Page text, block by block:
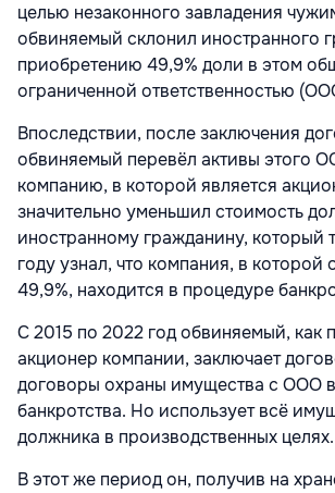
целью незаконного завладения
обвиняемый склонил иностранного
приобретению 49,9% доли в этом
ограниченной ответственностью
Впоследствии, после заключения
обвиняемый перевёл активы этого
компанию, в которой является
значительно уменьшил стоимость
иностранному гражданину, который
году узнал, что компания, в которой
49,9%, находится в процедуре
С 2015 по 2022 год обвиняемый, как
акционер компании, заключает
договоры охраны имущества с ООО
банкротства. Но использует всё
должника в производственных целях.
В этот же период он, получив на